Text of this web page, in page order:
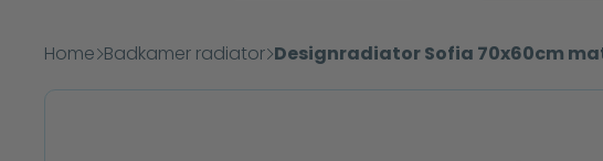
Home Badkamer radiator Designradiator Sofia 70x60cm